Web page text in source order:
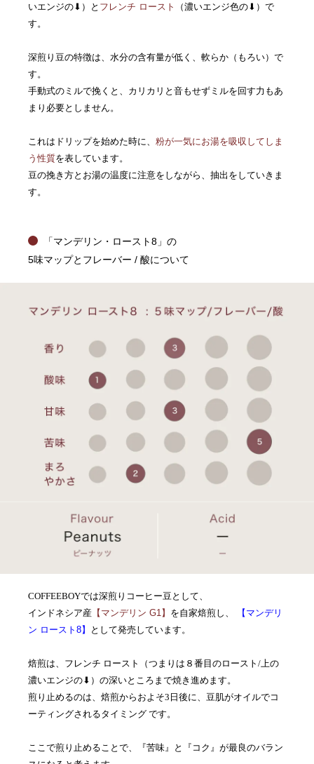
いエンジの⬇︎）と フレンチ ロースト
（濃いエンジ色の⬇︎）で
す。
深煎り豆の特徴は、水分の含有量が低く、軟らか（もろい）で
す。
手動式のミルで挽くと、カリカリと音もせずミルを回す力もあ
まり必要としません。
これはドリップを始めた時に、 粉が一気にお湯を吸収してしま
う性質を表しています。
豆の挽き方とお湯の温度に注意をしながら、抽出をしていきま
す。
「マンデリン・ロースト8」の
5味マップとフレーバー / 酸について
COFFEEBOYでは深煎りコーヒー豆として、
インドネシア産 【マンデリン G1】 を自家焙煎し、
【マンデリ
ン ロースト8】
として発売しています。
焙煎は、フレンチ ロースト（つまりは８番目のロースト/上の
濃いエンジの⬇︎）の深いところまで焼き進めます。
煎り止めるのは、焙煎からおよそ3日後に、豆肌がオイルでコ
ーティングされるタイミング です。
ここで煎り止めることで、『苦味』と『コク』が最良のバラン